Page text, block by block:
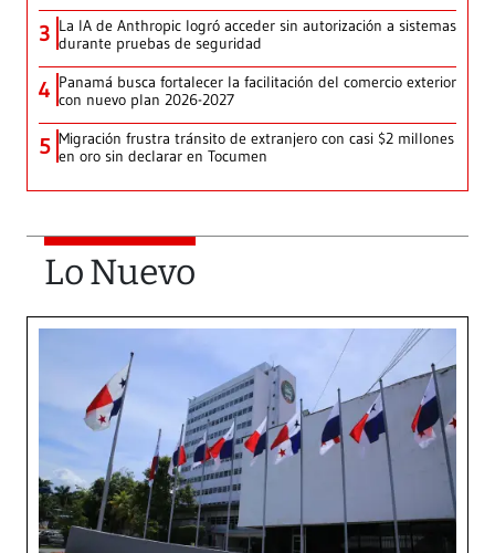
3 La IA de Anthropic logró acceder sin autorización a sistemas
durante pruebas de seguridad
4 Panamá busca fortalecer la facilitación del comercio exterior
con nuevo plan 2026-2027
5 Migración frustra tránsito de extranjero con casi $2 millones
en oro sin declarar en Tocumen
Lo Nuevo